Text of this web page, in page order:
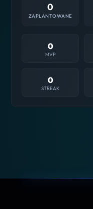
0
ZAPLANTOWANE
0
MVP
0
STREAK